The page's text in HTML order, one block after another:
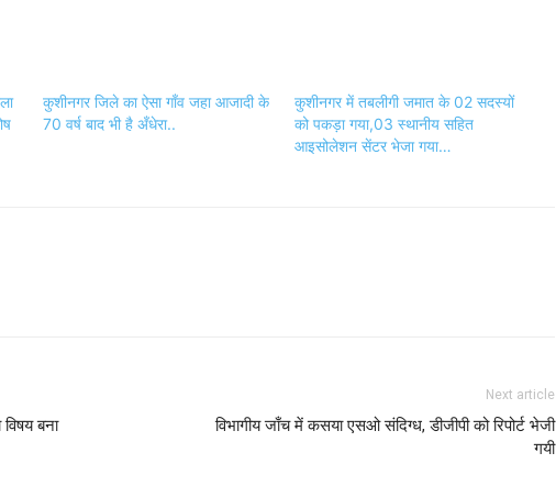
कुशीनगर जिले का ऐसा गाँव जहा आजादी के
70 वर्ष बाद भी है अँधेरा..
कुशीनगर में तबलीगी जमात के 02 सदस्यों
को पकड़ा गया,03 स्थानीय सहित
आइसोलेशन सेंटर भेजा गया…
बना
Next article
विभागीय जाँच में कसया एसओ संदिग्ध, डीजीपी को रिपोर्ट भेजी
गयी